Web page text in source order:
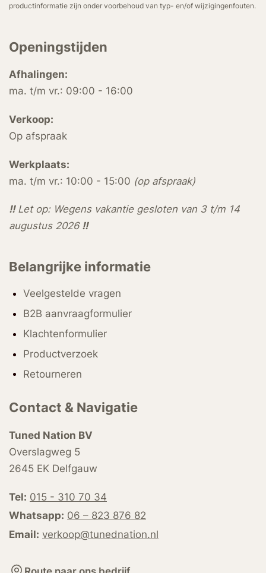
productinformatie zijn onder voorbehoud van typ- en/of wijzigingenfouten.
Openingstijden
Afhalingen:
ma. t/m vr.: 09:00 - 16:00
Verkoop:
Op afspraak
Werkplaats:
ma. t/m vr.: 10:00 - 15:00 (op afspraak)
!!Let op: Wegens vakantie gesloten van 3 t/m 14
augustus 2026 !!
Belangrijke informatie
Veelgestelde vragen
B2B aanvraagformulier
Klachtenformulier
Productverzoek
Retourneren
Contact & Navigatie
Tuned Nation BV
Overslagweg 5
2645 EK Delfgauw
Tel: 015 - 310 70 34
Whatsapp: 06 – 823 876 82
Email: verkoop@tunednation.nl